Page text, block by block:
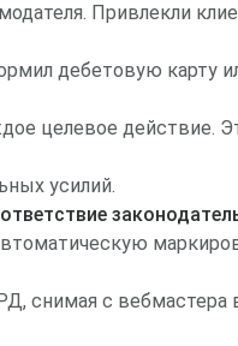
Привлекли
дебетовую карту
целевое действие.
усилий.
снимая с вебмастера